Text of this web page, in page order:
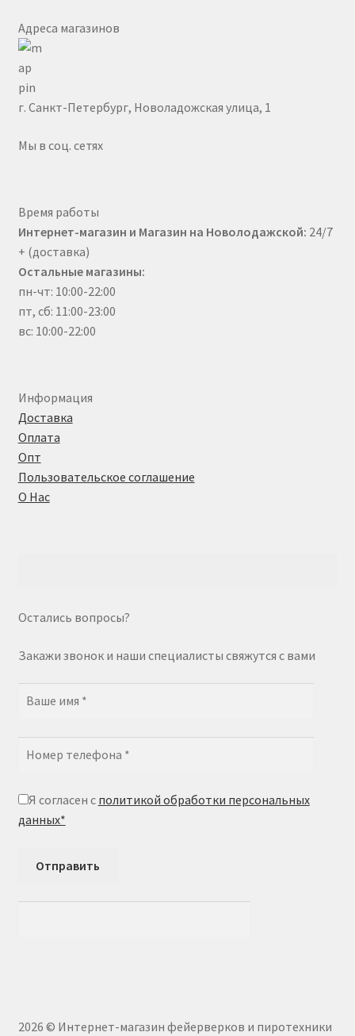
Адреса магазинов
г. Санкт-Петербург, Новоладожская улица, 1
Мы в соц. сетях
Время работы
Интернет-магазин и Магазин на Новолодажской: 24/7
+ (доставка)
Остальные магазины:
пн-чт: 10:00-22:00
пт, сб: 11:00-23:00
вс: 10:00-22:00
Информация
Доставка
Оплата
Опт
Пользовательское соглашение
О Нас
Остались вопросы?
Закажи звонок и наши специалисты свяжутся с вами
Я согласен с политикой обработки персональных
данных*
Отправить
2026 © Интернет-магазин фейерверков и пиротехники